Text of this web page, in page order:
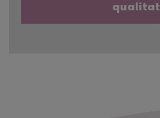
qualitat